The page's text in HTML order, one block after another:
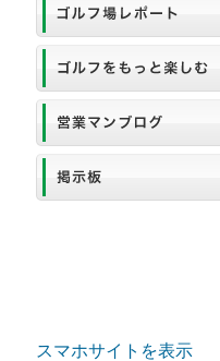
スマホサイトを表示